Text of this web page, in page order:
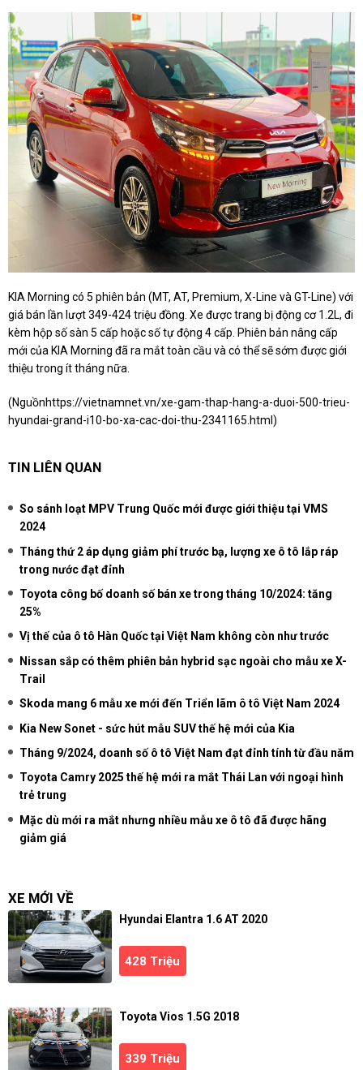
KIA Morning có 5 phiên bản (MT, AT, Premium, X-Line và GT-Line) với
giá bán lần lượt 349-424 triệu đồng. Xe được trang bị động cơ 1.2L, đi
kèm hộp số sàn 5 cấp hoặc số tự động 4 cấp. Phiên bản nâng cấp
mới của KIA Morning đã ra mắt toàn cầu và có thể sẽ sớm được giới
thiệu trong ít tháng nữa.
(Nguồnhttps://vietnamnet.vn/xe-gam-thap-hang-a-duoi-500-trieu-
hyundai-grand-i10-bo-xa-cac-doi-thu-2341165.html )
TIN LIÊN QUAN
So sánh loạt MPV Trung Quốc mới được giới thiệu tại VMS
2024
Tháng thứ 2 áp dụng giảm phí trước bạ, lượng xe ô tô lắp ráp
trong nước đạt đỉnh
Toyota công bố doanh số bán xe trong tháng 10/2024: tăng
25%
Vị thế của ô tô Hàn Quốc tại Việt Nam không còn như trước
Nissan sắp có thêm phiên bản hybrid sạc ngoài cho mẫu xe X-
Trail
Skoda mang 6 mẫu xe mới đến Triển lãm ô tô Việt Nam 2024
Kia New Sonet - sức hút mẫu SUV thế hệ mới của Kia
Tháng 9/2024, doanh số ô tô Việt Nam đạt đỉnh tính từ đầu năm
Toyota Camry 2025 thế hệ mới ra mắt Thái Lan với ngoại hình
trẻ trung
Mặc dù mới ra mắt nhưng nhiều mẫu xe ô tô đã được hãng
giảm giá
XE MỚI VỀ
Hyundai Elantra 1.6 AT 2020
428 Triệu
Toyota Vios 1.5G 2018
339 Triệu